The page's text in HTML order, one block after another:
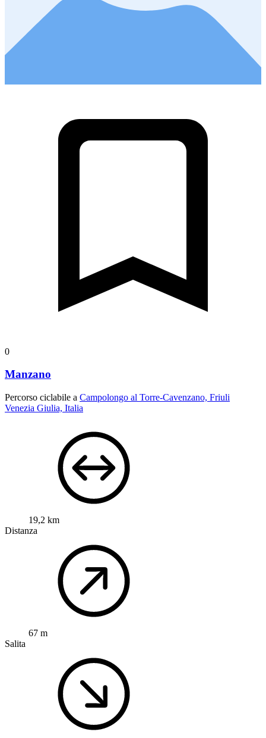
0
Manzano
Percorso ciclabile a Campolongo al Torre-Cavenzano, Friuli
Venezia Giulia, Italia
19,2 km
Distanza
67 m
Salita